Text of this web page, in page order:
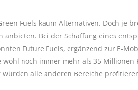
Fuels kaum Alternativen. Doch je
anbieten. Bei der Schaffung eines
Future Fuels, ergänzend zur E-
noch immer mehr als 35 Millionen
alle anderen Bereiche